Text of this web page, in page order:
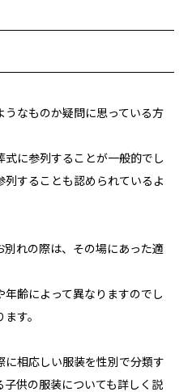
うなものか疑問に思っている方
に参列することが一般的でし
することも認められているよ
れの際は、その場にあった適
齢によって異なりますのでし
す。
相応しい服装を性別で分類す
供の服装についても詳しく説